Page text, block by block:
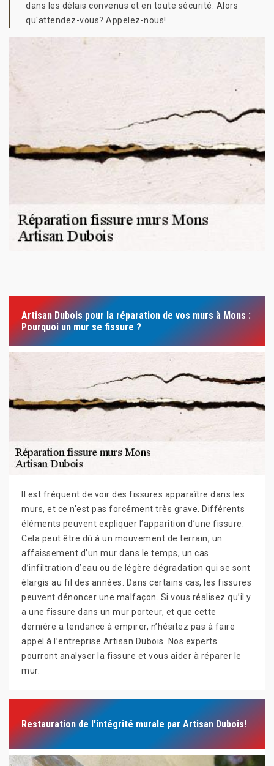
dans les délais convenus et en toute sécurité. Alors
qu'attendez-vous? Appelez-nous!
Artisan Dubois pour la réparation de vos murs à Mons :
Pourquoi un mur se fissure ?
Il est fréquent de voir des fissures apparaître dans les
murs, et ce n’est pas forcément très grave. Différents
éléments peuvent expliquer l’apparition d’une fissure.
Cela peut être dû à un mouvement de terrain, un
affaissement d’un mur dans le temps, un cas
d’infiltration d’eau ou de légère dégradation qui se sont
élargis au fil des années. Dans certains cas, les fissures
peuvent dénoncer une malfaçon. Si vous réalisez qu’il y
a une fissure dans un mur porteur, et que cette
dernière a tendance à empirer, n’hésitez pas à faire
appel à l’entreprise Artisan Dubois. Nos experts
pourront analyser la fissure et vous aider à réparer le
mur.
Restauration de l'intégrité murale par Artisan Dubois!